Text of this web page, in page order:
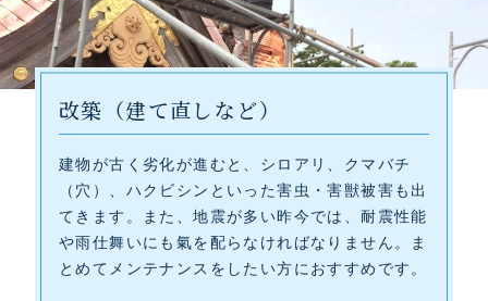
改築（建て直しなど）
建物が古く劣化が進むと、シロアリ、クマバチ
（穴）、ハクビシンといった害虫・害獣被害も出
てきます。また、地震が多い昨今では、耐震性能
や雨仕舞いにも氣を配らなければなりません。ま
とめてメンテナンスをしたい方におすすめです。